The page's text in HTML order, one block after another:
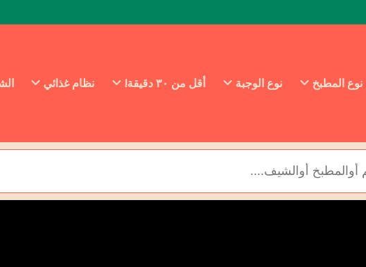
نوع المطبخ نوع الوجبة أقل من ٣٠ دقيقة! نظام غذائي